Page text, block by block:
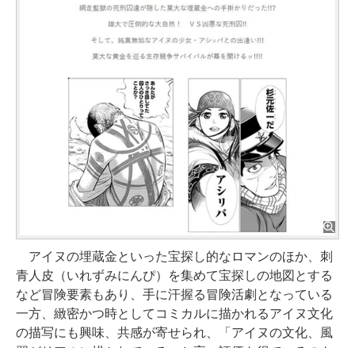
アイヌの埋蔵金といった宝探し的なロマンのほか、刺
青人皮（いれずみにんぴ）を集めて宝探しの地図とする
など冒険要素もあり、手に汗握る冒険活劇となっている
一方、緻密かつ時としてコミカルに描かれるアイヌ文化
の描写にも興味、共感が寄せられ、「アイヌの文化、風